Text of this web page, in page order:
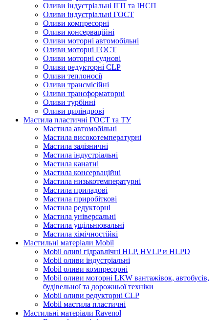
Оливи індустріальні ІГП та ІНСП
Оливи індустріальні ГОСТ
Оливи компресорні
Оливи консерваційні
Оливи моторні автомобільні
Оливи моторні ГОСТ
Оливи моторні суднові
Оливи редукторні CLP
Оливи теплоносії
Оливи трансмісійні
Оливи трансформаторні
Оливи турбінні
Оливи циліндрові
Мастила пластичні ГОСТ та ТУ
Мастила автомобільні
Мастила високотемпературні
Мастила залізничні
Мастила індустріальні
Мастила канатні
Мастила консерваційні
Мастила низькотемпературні
Мастила приладові
Мастила приробіткові
Мастила редукторні
Мастила універсальні
Мастила ущільнювальні
Мастила хімічностійкі
Мастильні матеріали Mobil
Mobil оливі гідравлічні HLP, HVLP и HLPD
Mobil оливи індустріальні
Mobil оливи компресорні
Mobil оливи моторні LKW вантажівок, автобусів,
будівельної та дорожньої техніки
Mobil оливи редукторні CLP
Mobil мастила пластичні
Мастильні матеріали Ravenol